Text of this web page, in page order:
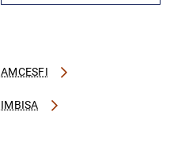
AMCESFI
IMBISA